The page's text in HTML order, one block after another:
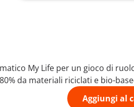
My Life per un gioco di
da materiali riciclati e bio-
Aggiungi al